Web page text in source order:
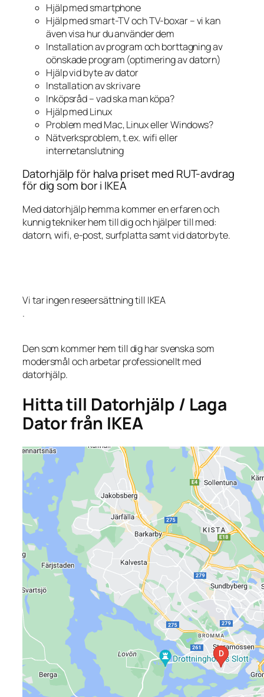
Hjälp med smartphone
Hjälp med smart-TV och TV-boxar – vi kan
även visa hur du använder dem
Installation av program och borttagning av
oönskade program (optimering av datorn)
Hjälp vid byte av dator
Installation av skrivare
Inköpsråd – vad ska man köpa?
Hjälp med Linux
Problem med Mac, Linux eller Windows?
Nätverksproblem, t.ex. wifi eller
internetanslutning
Datorhjälp för halva priset med RUT-avdrag
för dig som bor i IKEA
Med datorhjälp hemma kommer en erfaren och
kunnig tekniker hem till dig och hjälper till med:
datorn, wifi, e-post, surfplatta samt vid datorbyte.
Vi tar ingen reseersättning till IKEA
.
Den som kommer hem till dig har svenska som
modersmål och arbetar professionellt med
datorhjälp.
Hitta till Datorhjälp / Laga
Dator från IKEA